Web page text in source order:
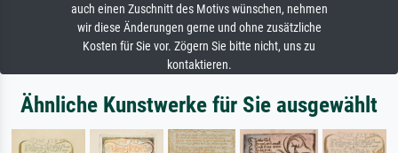
auch einen Zuschnitt des Motivs wünschen, nehmen
wir diese Änderungen gerne und ohne zusätzliche
Kosten für Sie vor. Zögern Sie bitte nicht, uns zu
kontaktieren.
Ähnliche Kunstwerke für Sie ausgewählt